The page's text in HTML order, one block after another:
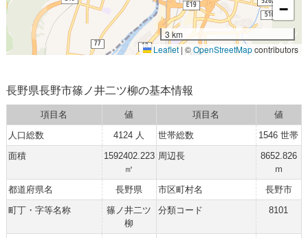
−
3 km
Leaflet | ©OpenStreetMapcontributors
長野県長野市篠ノ井二ツ柳の基本情報
項目名 値 項目名
値
人口総数
4124 人 世帯総数
1546 世帯
面積
1592402.223
㎡
周辺長
8652.826
ｍ
都道府県名
長野県 市区町村名
長野市
町丁・字等名称
篠ノ井二ツ
柳
分類コード 8101